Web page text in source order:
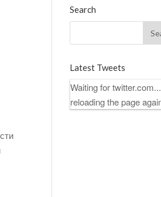
Search
Latest Tweets
Waiting for
reloading the page